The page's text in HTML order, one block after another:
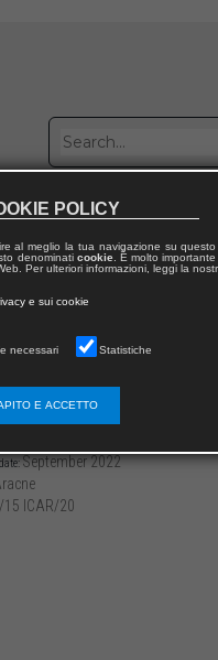
with us
September 2022
15 ICAR/20
POLICY
al meglio la tua navigazione su
denominati cookie. È molto
Per ulteriori informazioni, leggi la
e sui cookie
necessari Statistiche
E ACCETTO